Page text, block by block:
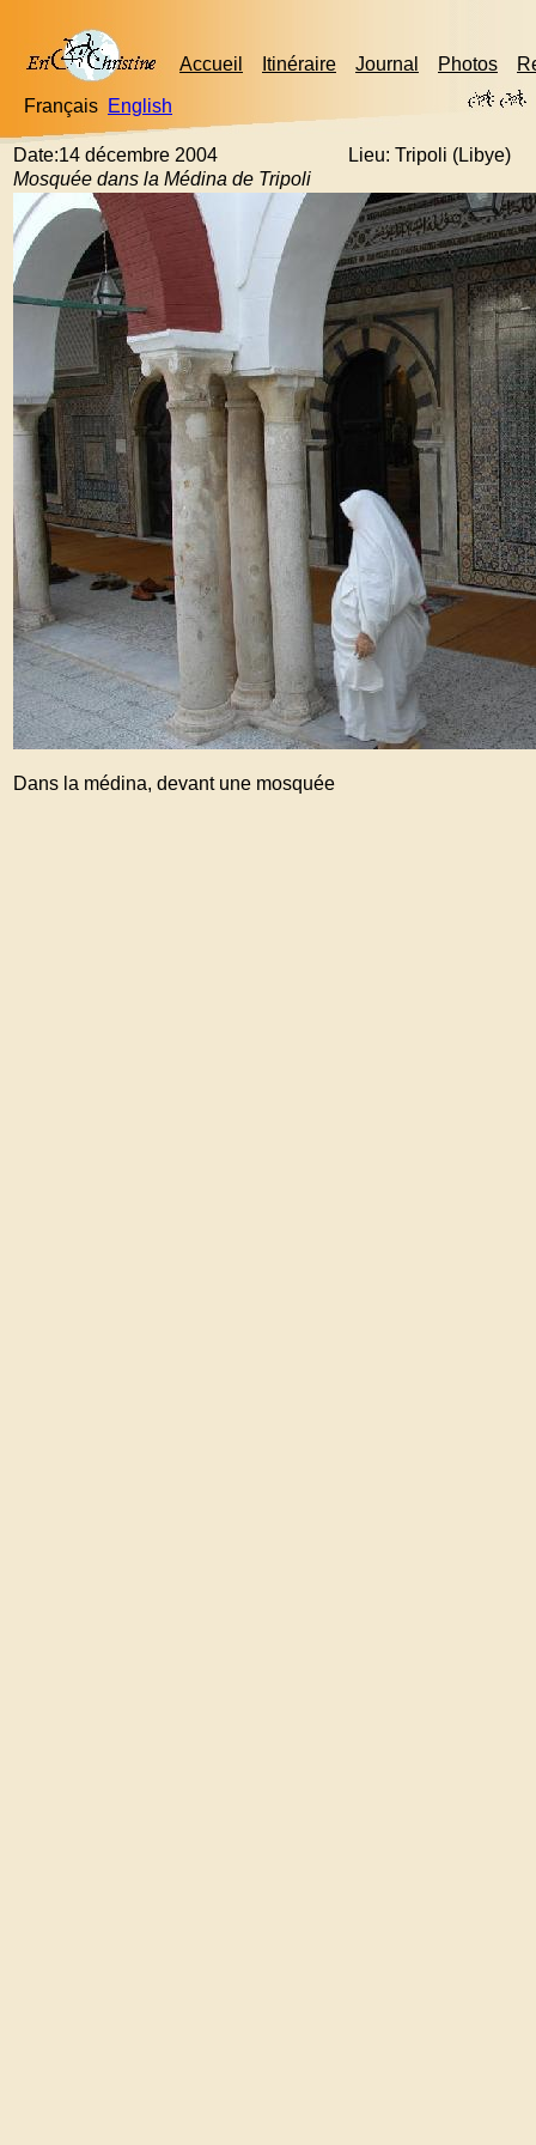
Français English
Accueil Itinéraire Journal Photos
Date:14 décembre 2004
Lieu: Tripoli (Libye)
Mosquée dans la Médina de Tripoli
Dans la médina, devant une mosquée